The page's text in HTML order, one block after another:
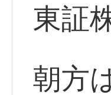
東証
朝方